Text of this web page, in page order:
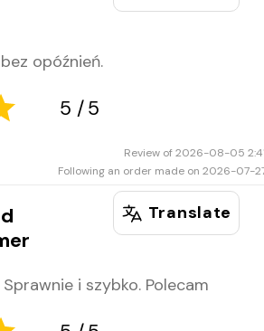
5 5
opóźnień.
Review of 2026-08-05
Following an order made on 2026-07-
Translate
i szybko. Polecam